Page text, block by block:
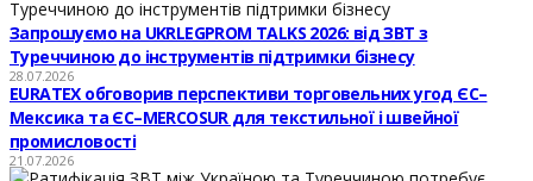
Запрошуємо на UKRLEGPROM TALKS 2026: від ЗВТ з
Туреччиною до інструментів підтримки бізнесу
28.07.2026
EURATEX обговорив перспективи торговельних угод ЄС–
Мексика та ЄС–MERCOSUR для текстильної і швейної
промисловості
21.07.2026